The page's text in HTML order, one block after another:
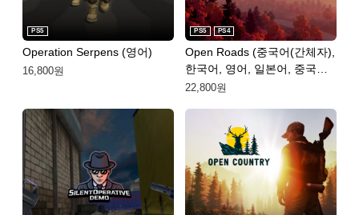
Operation Serpens (영어)
PS5
16,800원
Open Roads (중국어(간체자),
한국어, 영어, 일본어, 중국어
(번체자))
PS5 PS4
22,800원